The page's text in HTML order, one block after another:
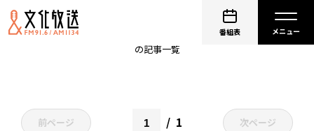
番組表
の記事一覧
前ページ 1 次ページ